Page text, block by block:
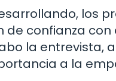
los
confianza con
la entrevista,
a la